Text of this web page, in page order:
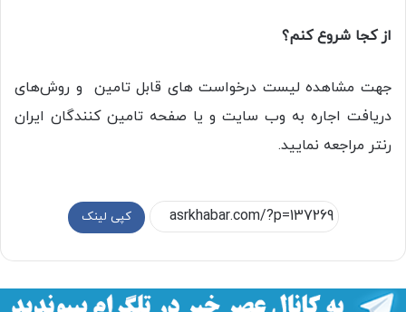
از کجا شروع کنم؟
جهت مشاهده لیست درخواست های قابل تامین و روش‌های
دریافت اجاره به وب سایت و یا صفحه تامین کنندگان ایران
رنتر مراجعه نمایید.
کپی لینک